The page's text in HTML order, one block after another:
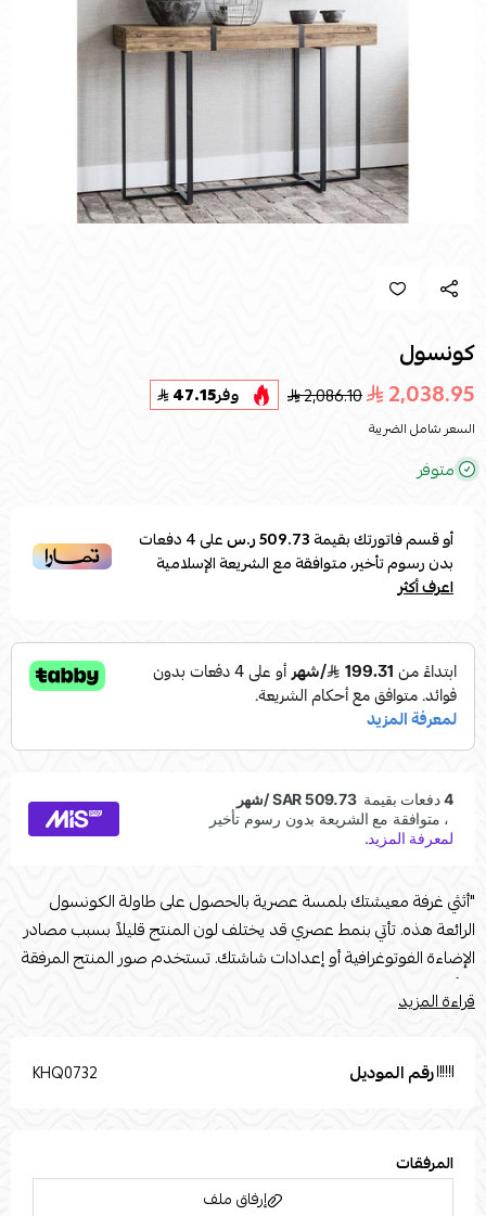
كونسول
2,038.95
2,086.10 وفر47.15
السعر شامل الضريبة
متوفر
أو قسم فاتورتك بقيمة509.73 ر.س على4دفعات
بدون رسوم تأخير، متوافقة مع الشريعة الإسلامية
اعرف أكثر
"أثثي غرفة معيشتك بلمسة عصرية بالحصول على طاولة الكونسول
الرائعة هذه. تأتي بنمط عصري قد يختلف لون المنتج قليلاً بسبب مصادر
الإضاءة الفوتوغرافية أو إعدادات شاشتك. تستخدم صور المنتج المرفقة
:90اللون: بيج وأسودالخامة: حديدخامة السطح: خشب ام دي افقراءة المزيد
رقم الموديل KHQ0732
المرفقات
إرفاق ملف